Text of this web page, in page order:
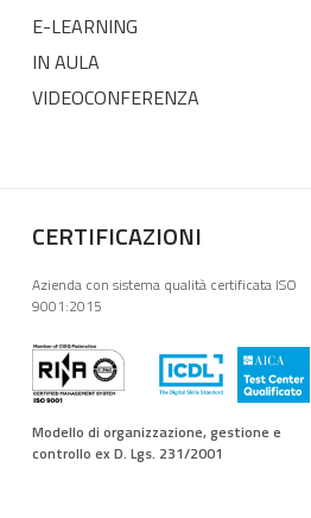
E-LEARNING
IN AULA
VIDEOCONFERENZA
CERTIFICAZIONI
Azienda con sistema qualità certificata ISO
9001:2015
Modello di organizzazione, gestione e
controllo ex D. Lgs. 231/2001